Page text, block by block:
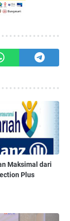
Maksimal dari
Plus